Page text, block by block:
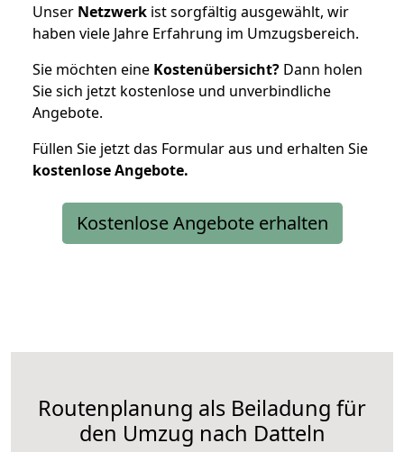
Unser Netzwerk ist sorgfältig ausgewählt, wir
haben viele Jahre Erfahrung im Umzugsbereich.
Sie möchten eine Kostenübersicht? Dann holen
Sie sich jetzt kostenlose und unverbindliche
Angebote.
Füllen Sie jetzt das Formular aus und erhalten Sie
kostenloseAngebote.
Kostenlose Angebote erhalten
Routenplanung als Beiladung für
den Umzug nach Datteln